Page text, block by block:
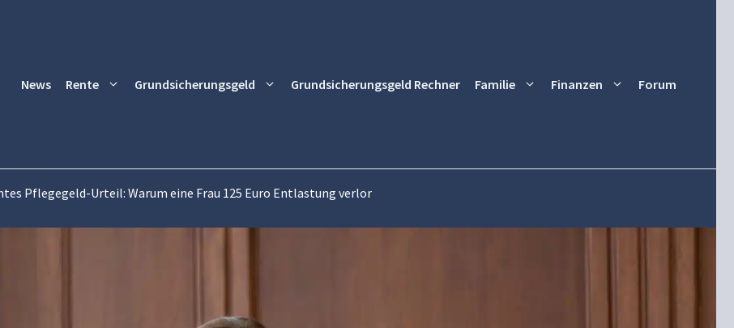
News Rente Grundsicherungsgeld Grundsicherungsgeld Rechner Familie Finanzen Forum
Pflegegeld-Urteil: Warum eine Frau 125 Euro Entlastung verlor